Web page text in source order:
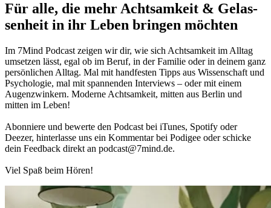
Für alle, die mehr Acht­sam­keit & Gelas­
sen­heit in ihr Leben brin­gen möch­ten
Im 7Mind Pod­cast zeigen wir dir, wie sich Acht­sam­keit im Alltag
umset­zen lässt, egal ob im Beruf, in der Fami­lie oder in deinem ganz
per­sön­li­chen Alltag. Mal mit hand­fes­ten Tipps aus Wis­sen­schaft und
Psy­cho­lo­gie, mal mit spannenden Interviews – oder mit einem
Augen­zwin­kern. Moderne Acht­sam­keit, mitten aus Berlin und
mitten im Leben!
Abon­niere und bewerte den Pod­cast bei iTunes, Spo­tify oder
Deezer, hin­ter­lasse uns ein Kom­men­tar bei Podigee oder schi­cke
dein Feed­back direkt an podcast@​7​mind.​de.
Viel Spaß beim Hören!